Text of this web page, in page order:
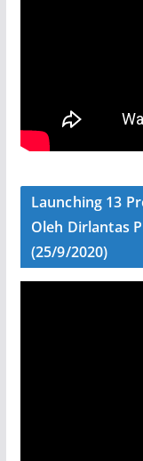
Launching 13
Oleh Dirlantas
(25/9/2020)